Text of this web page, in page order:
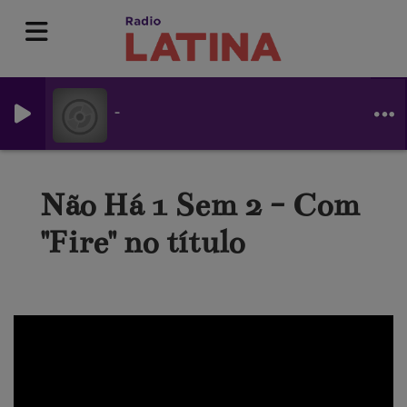
-
Não Há 1 Sem 2 - Com
"Fire" no título